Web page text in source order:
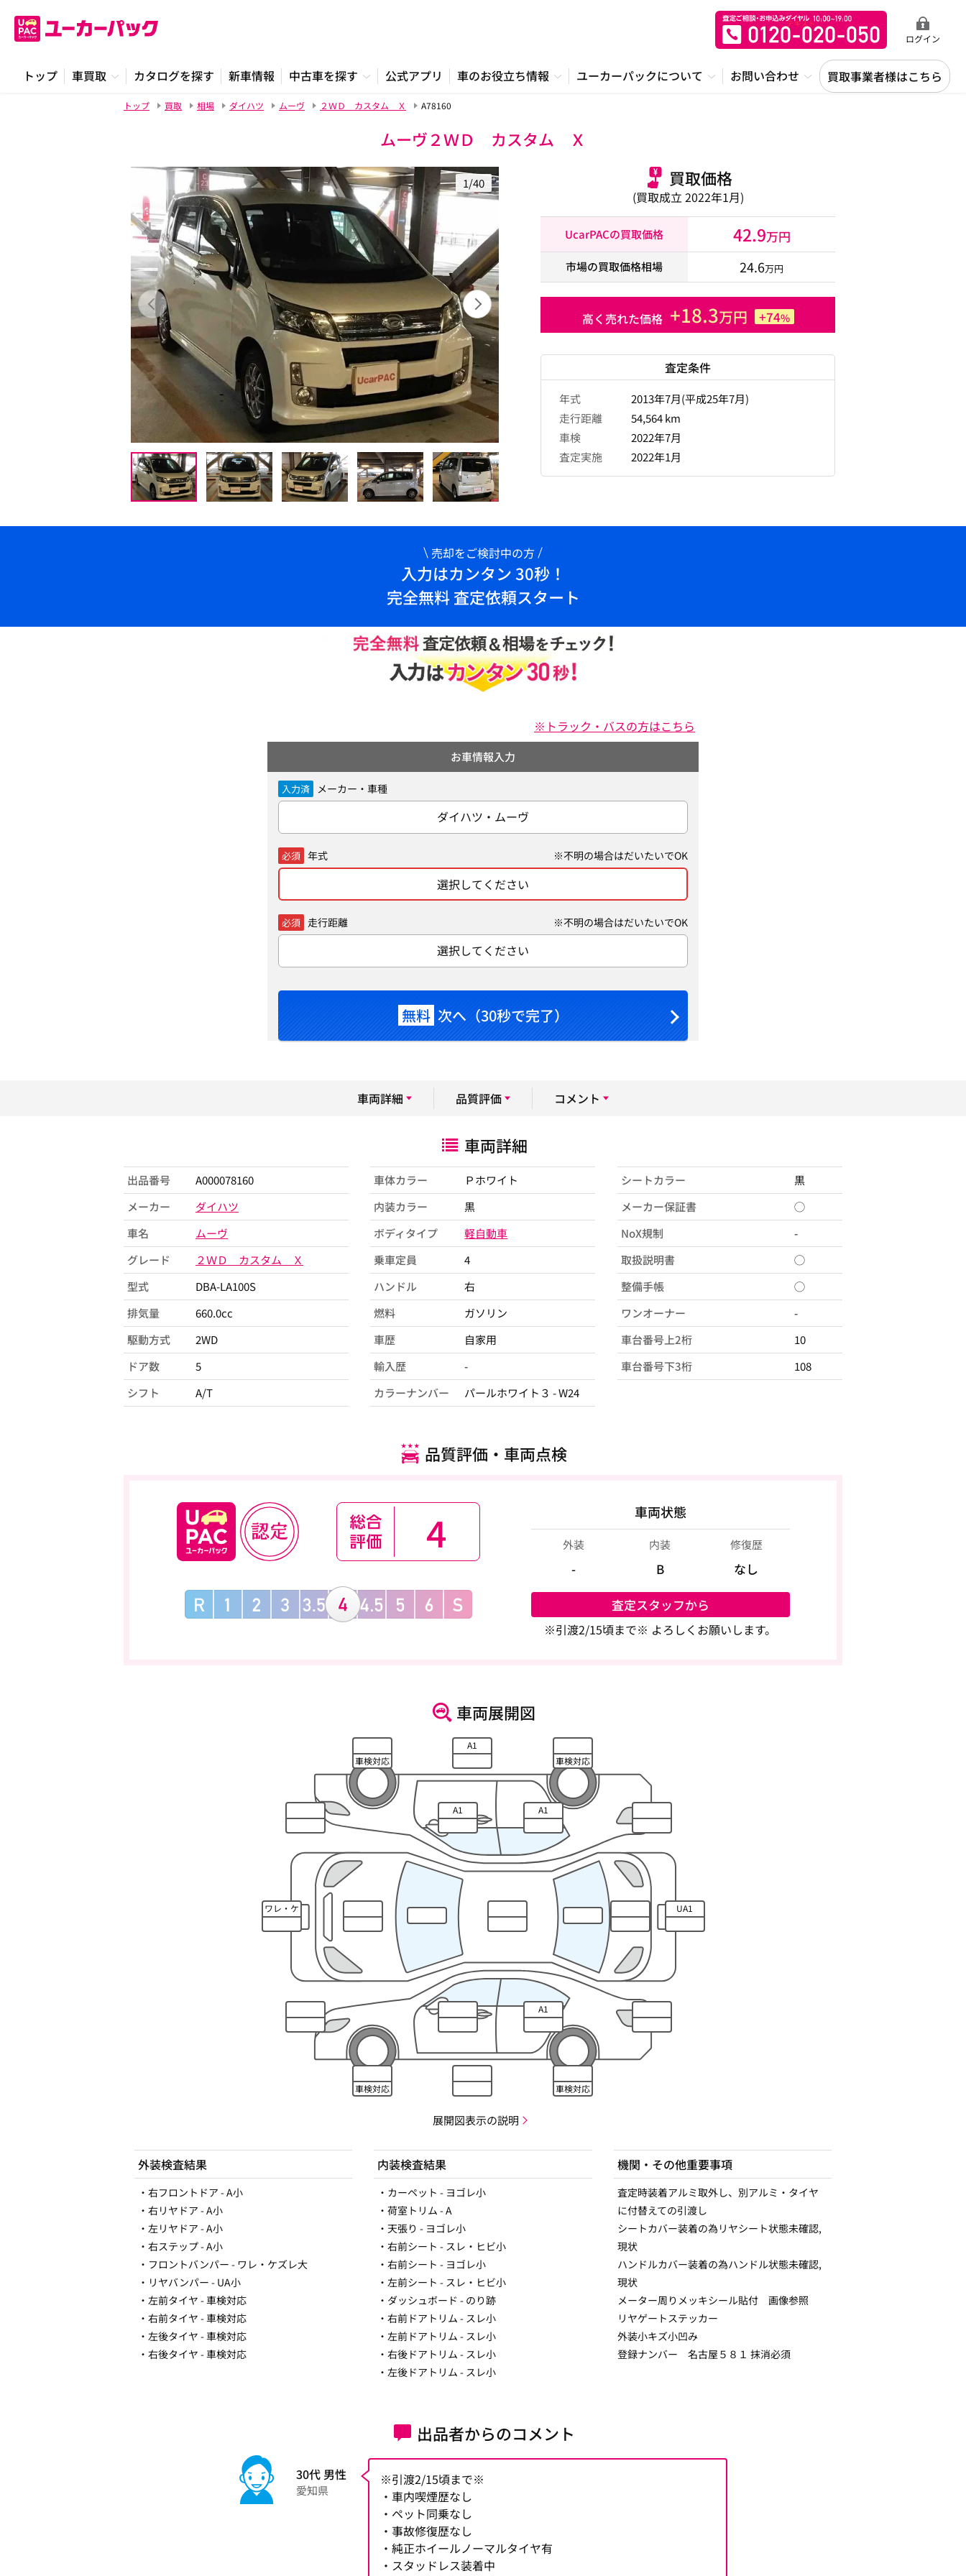
ログイン
トップ 車買取 カタログを探す 新車情報 中古車を探す 公式アプリ 車のお役立ち情報 ユーカーパックについて お問い合わせ 買取事業者様はこちら
トップ 買取 相場 ダイハツ ムーヴ ２ＷＤ カスタム Ｘ A78160
ムーヴ２ＷＤ カスタム Ｘ
1/40 買取価格
(買取成立 2022年1月)
UcarPACの買取価格 42.9万円
市場の買取価格相場 24.6万円
高く売れた価格 +18.3万円 +74%
査定条件
年式
2013年7月(平成25年7月)
走行距離
54,564 km
車検
2022年7月
査定実施
2022年1月
売却をご検討中の方
入力はカンタン 30秒！
完全無料 査定依頼スタート
※トラック・バスの方はこちら
お車情報入力
入力済 メーカー・車種
ダイハツ・ムーヴ
必須 年式 ※不明の場合はだいたいでOK
選択してください
必須 走行距離 ※不明の場合はだいたいでOK
選択してください
無料 次へ（30秒で完了）
車両詳細 品質評価 コメント
車両詳細
出品番号
A000078160
メーカー
ダイハツ
車名
ムーヴ
グレード
２ＷＤ カスタム Ｘ
型式
DBA-LA100S
排気量
660.0cc
駆動方式
2WD
ドア数
5
シフト
A/T
車体カラー
Ｐホワイト
内装カラー
黒
ボディタイプ
軽自動車
乗車定員
4
ハンドル
右
燃料
ガソリン
車歴
自家用
輸入歴
-
カラーナンバー
パールホワイト３ - W24
シートカラー
黒
メーカー保証書
◯
NoX規制
-
取扱説明書
◯
整備手帳
◯
ワンオーナー
-
車台番号上2桁
10
車台番号下3桁
108
品質評価・車両点検
4 車両状態
外装
-
内装
B
修復歴
なし
査定スタッフから
※引渡2/15頃まで※ よろしくお願いします。
車両展開図
車検対応
A1
車検対応
A1 A1
ワレ・ケ
ズレ
UA1
A1
車検対応 車検対応
展開図表示の説明
外装検査結果
・右フロントドア - A小
・右リヤドア - A小
・左リヤドア - A小
・右ステップ - A小
・フロントバンパー - ワレ・ケズレ大
・リヤバンパー - UA小
・左前タイヤ - 車検対応
・右前タイヤ - 車検対応
・左後タイヤ - 車検対応
・右後タイヤ - 車検対応
内装検査結果
・カーペット - ヨゴレ小
・荷室トリム - A
・天張り - ヨゴレ小
・右前シート - スレ・ヒビ小
・右前シート - ヨゴレ小
・左前シート - スレ・ヒビ小
・ダッシュボード - のり跡
・右前ドアトリム - スレ小
・左前ドアトリム - スレ小
・右後ドアトリム - スレ小
・左後ドアトリム - スレ小
機関・その他重要事項
査定時装着アルミ取外し、別アルミ・タイヤ
に付替えての引渡し
シートカバー装着の為リヤシート状態未確認,
現状
ハンドルカバー装着の為ハンドル状態未確認,
現状
メーター周りメッキシール貼付 画像参照
リヤゲートステッカー
外装小キズ小凹み
登録ナンバー 名古屋５８１ 抹消必須
出品者からのコメント
30代 男性
愛知県
※引渡2/15頃まで※
・車内喫煙歴なし
・ペット同乗なし
・事故修復歴なし
・純正ホイールノーマルタイヤ有
・スタッドレス装着中